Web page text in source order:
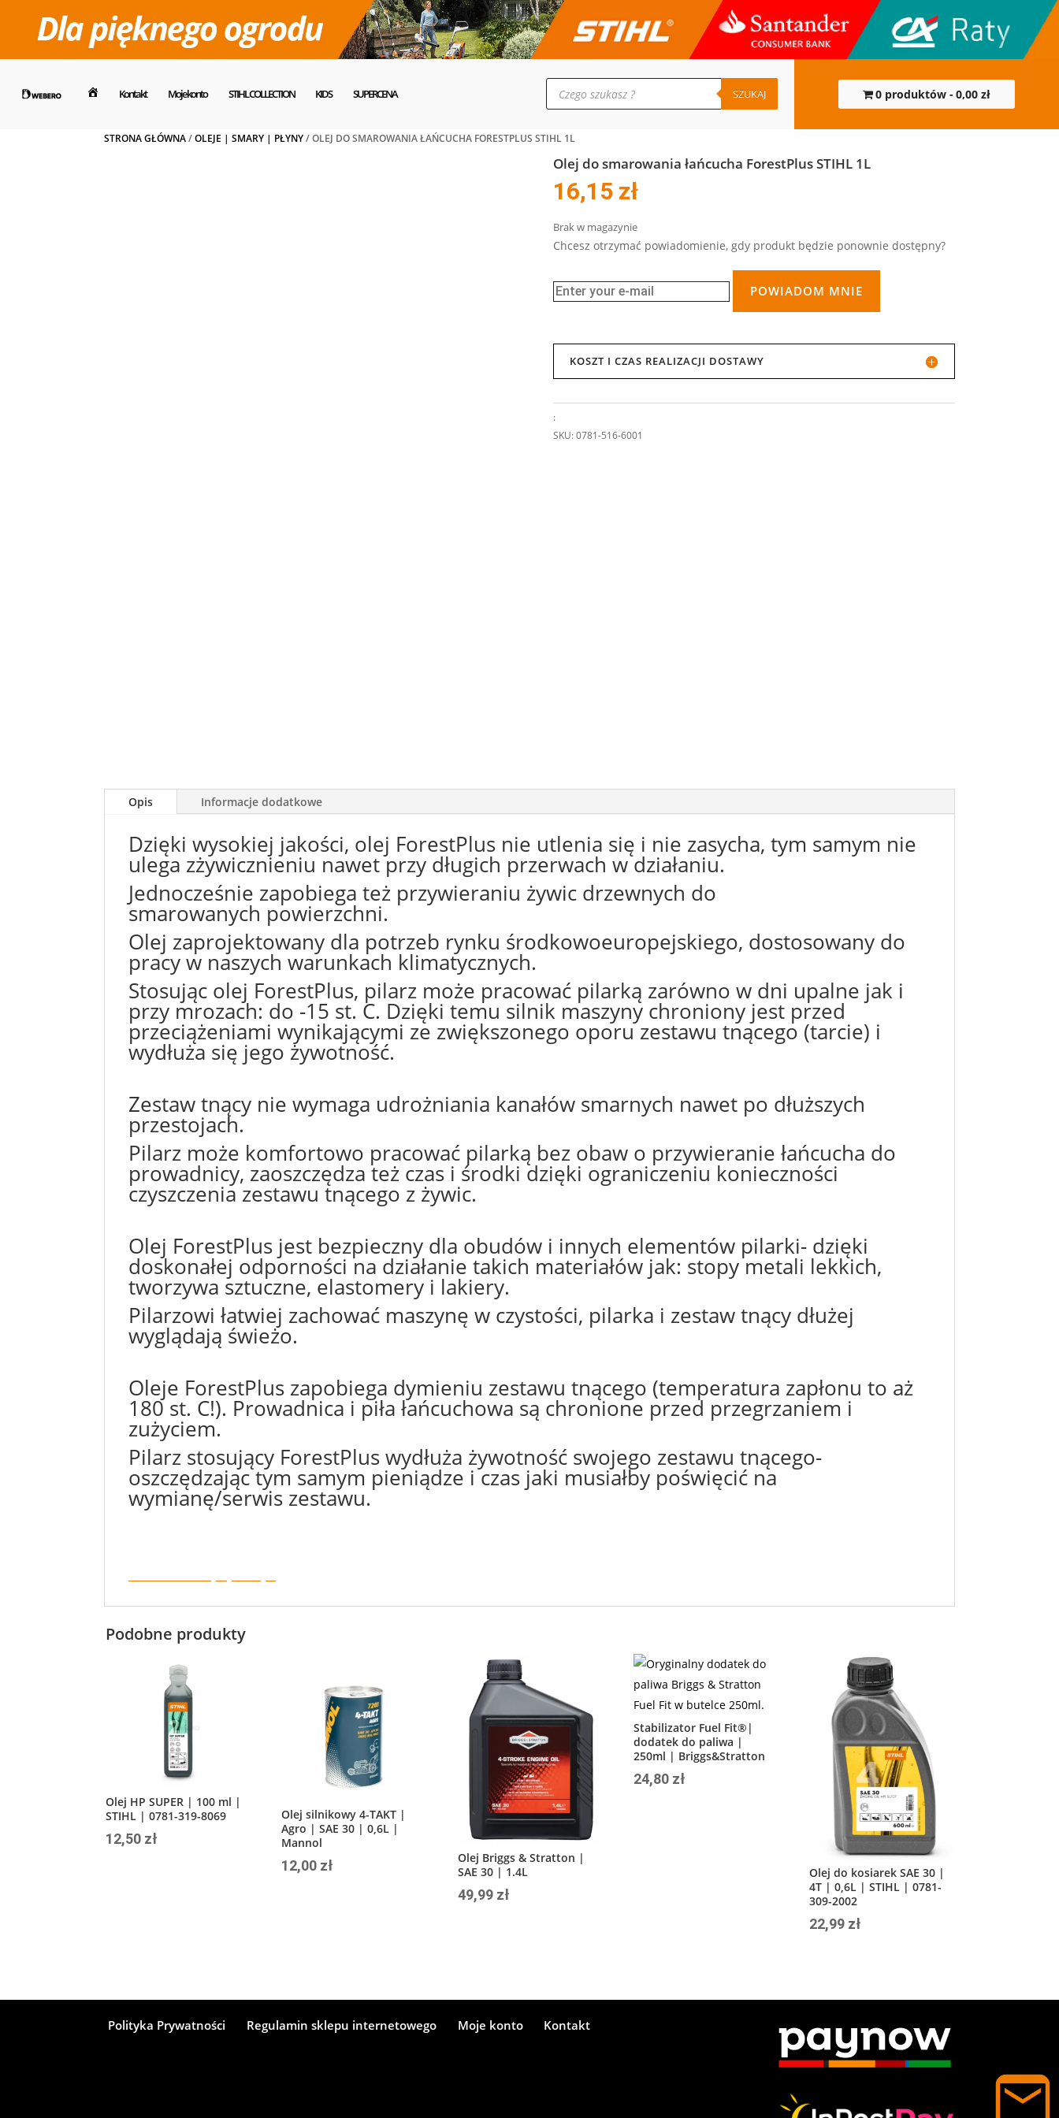
Dom Kontakt Moje konto STIHL COLLECTION KIDS SUPERCENA
Wyszukiwarka
produktów SZUKAJ 0 produktów 0,00 zł
STRONA GŁÓWNA/OLEJE | SMARY | PŁYNY/ OLEJ DO SMAROWANIA ŁAŃCUCHA FORESTPLUS STIHL 1L
Olej do smarowania łańcucha ForestPlus STIHL 1L
16,15 zł
Brak w magazynie
Chcesz otrzymać powiadomienie, gdy produkt będzie ponownie dostępny?
POWIADOM MNIE
KOSZT I CZAS REALIZACJI DOSTAWY
:
SKU:0781-516-6001
Opis Informacje dodatkowe
Dzięki wysokiej jakości, olej ForestPlus nie utlenia się i nie zasycha, tym samym nie
ulega zżywicznieniu nawet przy długich przerwach w działaniu.
Jednocześnie zapobiega też przywieraniu żywic drzewnych do
smarowanych powierzchni.
Olej zaprojektowany dla potrzeb rynku środkowoeuropejskiego, dostosowany do
pracy w naszych warunkach klimatycznych.
Stosując olej ForestPlus, pilarz może pracować pilarką zarówno w dni upalne jak i
przy mrozach: do -15 st. C. Dzięki temu silnik maszyny chroniony jest przed
przeciążeniami wynikającymi ze zwiększonego oporu zestawu tnącego (tarcie) i
wydłuża się jego żywotność.
Zestaw tnący nie wymaga udrożniania kanałów smarnych nawet po dłuższych
przestojach.
Pilarz może komfortowo pracować pilarką bez obaw o przywieranie łańcucha do
prowadnicy, zaoszczędza też czas i środki dzięki ograniczeniu konieczności
czyszczenia zestawu tnącego z żywic.
Olej ForestPlus jest bezpieczny dla obudów i innych elementów pilarki- dzięki
doskonałej odporności na działanie takich materiałów jak: stopy metali lekkich,
tworzywa sztuczne, elastomery i lakiery.
Pilarzowi łatwiej zachować maszynę w czystości, pilarka i zestaw tnący dłużej
wyglądają świeżo.
Oleje ForestPlus zapobiega dymieniu zestawu tnącego (temperatura zapłonu to aż
180 st. C!). Prowadnica i piła łańcuchowa są chronione przed przegrzaniem i
zużyciem.
Pilarz stosujący ForestPlus wydłuża żywotność swojego zestawu tnącego-
oszczędzając tym samym pieniądze i czas jaki musiałby poświęcić na
wymianę/serwis zestawu.
Podobne produkty
Olej HP SUPER | 100 ml |
STIHL | 0781-319-8069
12,50 zł
Olej silnikowy 4-TAKT |
Agro | SAE 30 | 0,6L |
Mannol
12,00 zł
Olej Briggs & Stratton |
SAE 30 | 1.4L
49,99 zł
Stabilizator Fuel Fit®|
dodatek do paliwa |
250ml | Briggs&Stratton
24,80 zł
Olej do kosiarek SAE 30 |
4T | 0,6L | STIHL | 0781-
309-2002
22,99 zł
Polityka Prywatności Regulamin sklepu internetowego Moje konto Kontakt